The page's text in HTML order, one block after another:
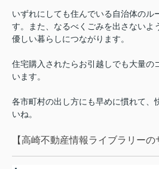
いずれにしても住んでいる自治体のル
す。また、なるべくごみを出さないよ
優しい暮らしにつながります。
住宅購入されたらお引越しでも大量の
います。
各市町村の出し方にも早めに慣れて、
いね。
【高崎不動産情報ライブラリーの